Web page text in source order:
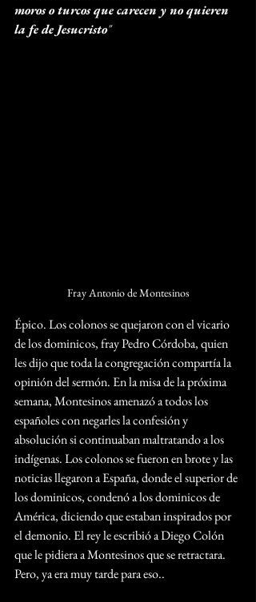
moros o turcos que carecen y no quieren
la fe de Jesucristo"
Fray Antonio de Montesinos
Épico. Los colonos se quejaron con el vicario
de los dominicos, fray Pedro Córdoba, quien
les dijo que toda la congregación compartía la
opinión del sermón. En la misa de la próxima
semana, Montesinos amenazó a todos los
españoles con negarles la confesión y
absolución si continuaban maltratando a los
indígenas. Los colonos se fueron en brote y las
noticias llegaron a España, donde el superior de
los dominicos, condenó a los dominicos de
América, diciendo que estaban inspirados por
el demonio. El rey le escribió a Diego Colón
que le pidiera a Montesinos que se retractara.
Pero, ya era muy tarde para eso..